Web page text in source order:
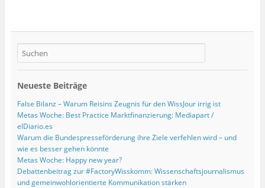
Neueste Beiträge
False Bilanz – Warum Reisins Zeugnis für den WissJour irrig ist
Metas Woche: Best Practice Marktfinanzierung: Mediapart /
elDiario.es
Warum die Bundespresseförderung ihre Ziele verfehlen wird – und
wie es besser gehen könnte
Metas Woche: Happy new year?
Debattenbeitrag zur #FactoryWisskomm: Wissenschaftsjournalismus
und gemeinwohlorientierte Kommunikation stärken